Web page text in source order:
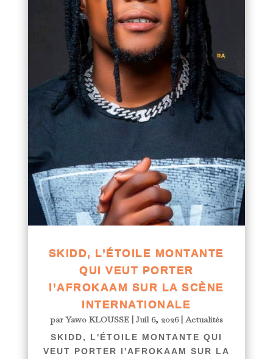
SKIDD, L’ÉTOILE MONTANTE
QUI VEUT PORTER
l’AFROKAAM SUR LA SCÈNE
INTERNATIONALE
parYawo KLOUSSE| Juil 6, 2026|Actualités
SKIDD, L'ÉTOILE MONTANTE QUI
VEUT PORTER l'AFROKAAM SUR LA